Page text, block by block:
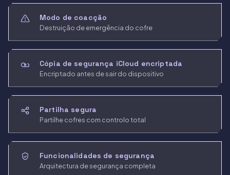
Modo de coacção
Destruição de emergência do cofre
Cópia de segurança iCloud encriptada
Encriptado antes de sair do dispositivo
Partilha segura
Partilhe cofres com controlo total
Funcionalidades de segurança
Arquitectura de segurança completa